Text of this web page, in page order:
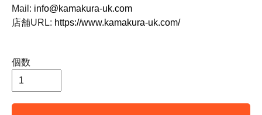
Mail: info@kamakura-uk.com
店舗URL: https://www.kamakura-uk.com/
個数